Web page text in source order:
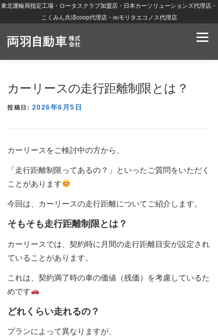
コンテンツへスキップ
東北運輸局指定工場・ロータスクラブ加盟店・日本カーソリューションズ代理店・
こくみん共済coop代理店・㈱モリタエコノス代理店
メニュ
会社概要
カーリースの走行距離制限とは？
投稿日: 2026年6月5日
カーリースをご検討中の方から、
「走行距離制限ってあるの？」といったご質問をいただく
ことがあります
今回は、カーリースの走行距離についてご紹介します。
そもそも走行距離制限とは？
カーリースでは、契約時に月間の走行距離目安が設定され
ていることがあります。
これは、契約満了時の車の価値（残価）を考慮しているた
めです
どれくらい走れるの？
プランによって異なりますが、